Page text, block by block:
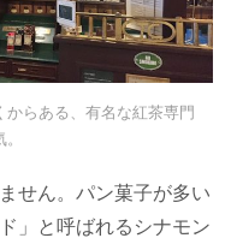
からある、有名な紅茶専門
せん。パン菓子が多い
」と呼ばれるシナモン